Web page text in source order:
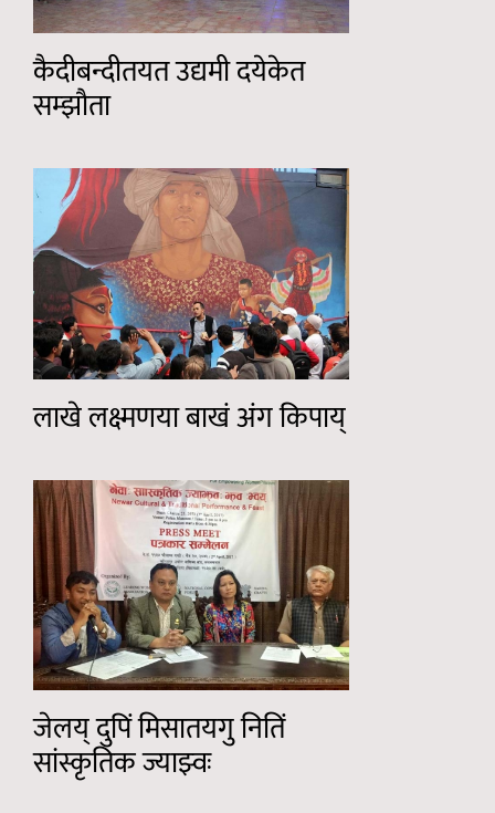
कैदीबन्दीतयत उद्यमी दयेकेत
सम्झौता
लाखे लक्ष्मणया बाखं अंग किपाय्
जेलय् दुपिं मिसातयगु नितिं
सांस्कृतिक ज्याझ्वः